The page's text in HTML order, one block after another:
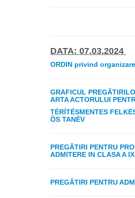
DATA: 07.03.2024
ORDIN privind
GRAFICUL
ARTA ACTORULUI
TÉRÍTÉSMENTES
ÖS TANÉV
PREGĂTIRI PENTRU
ADMITERE IN CLASA A
PREGĂTIRI PENTRU